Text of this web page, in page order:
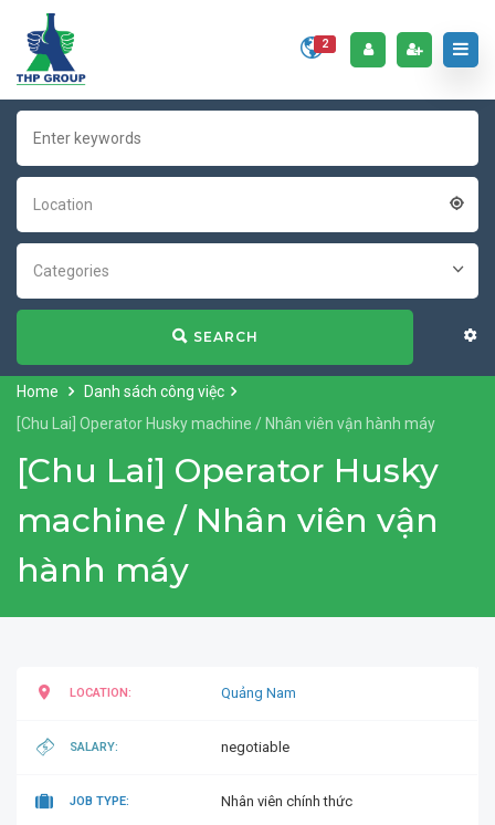
2
Location
Categories
SEARCH
Home
Danh sách công việc
[Chu Lai] Operator Husky machine / Nhân viên vận hành máy
[Chu Lai] Operator Husky
machine / Nhân viên vận
hành máy
LOCATION: Quảng Nam
SALARY: negotiable
JOB TYPE: Nhân viên chính thức